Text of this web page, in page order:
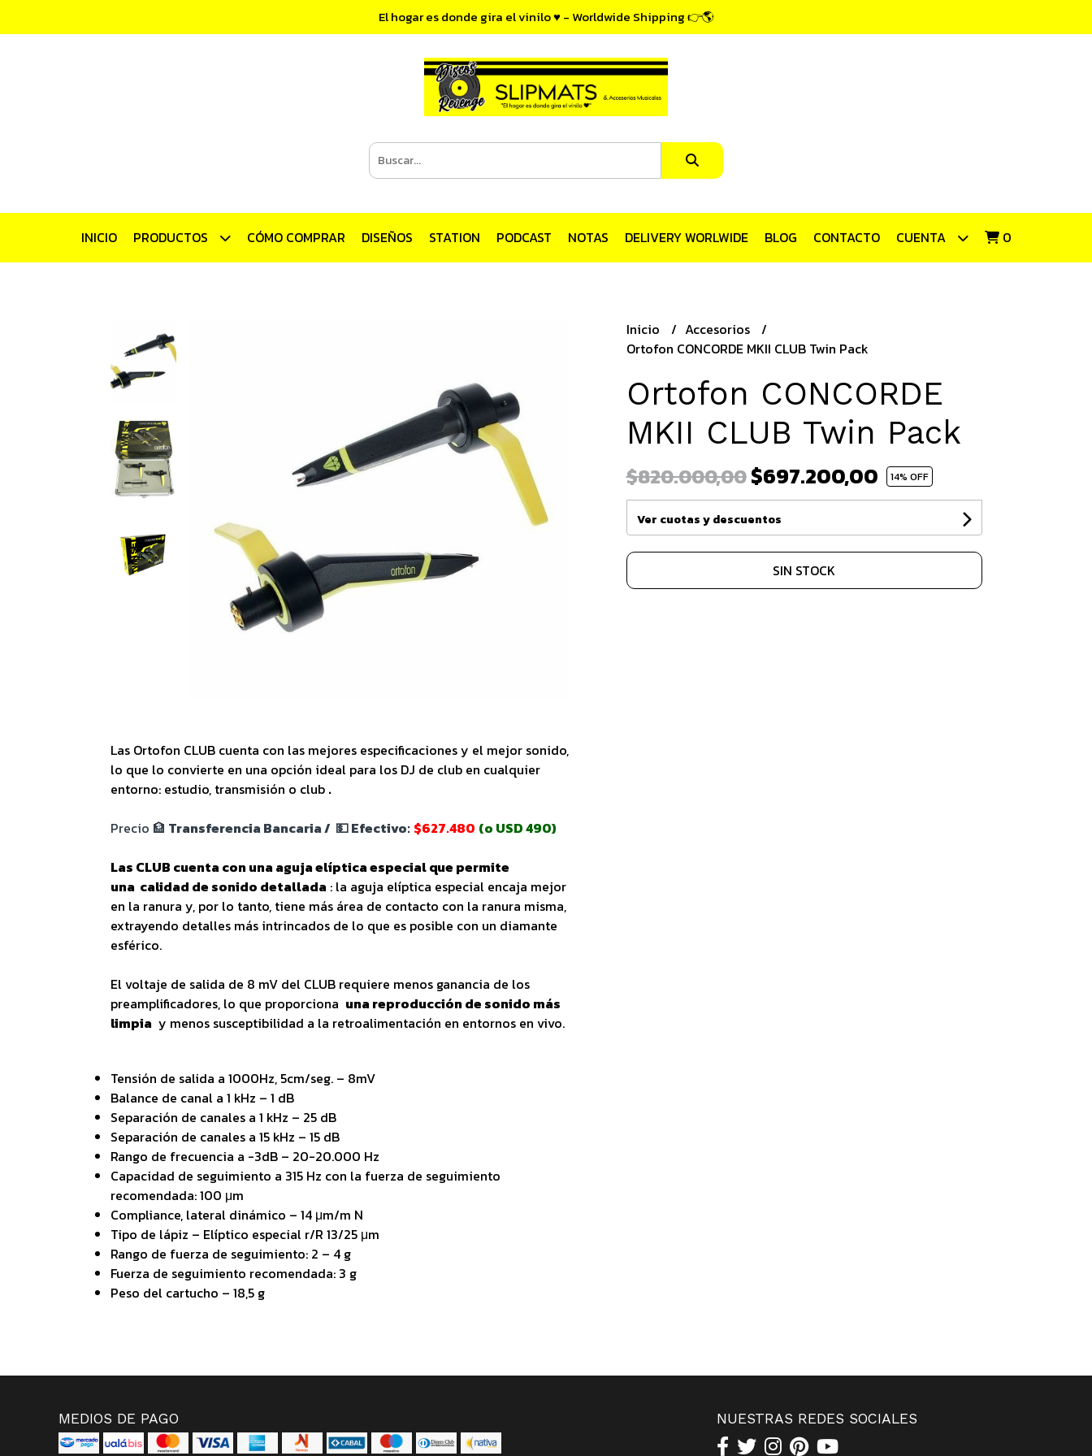
El hogar es donde gira el vinilo ♥ - Worldwide Shipping 👉🌎
INICIO PRODUCTOS CÓMO COMPRAR DISEÑOS STATION PODCAST NOTAS DELIVERY WORLWIDE BLOG CONTACTO CUENTA 0
Las Ortofon CLUB cuenta con las mejores especificaciones y el mejor sonido,
lo que lo convierte en una opción ideal para los DJ de club en cualquier
entorno: estudio, transmisión o club .
Precio 🏦 Transferencia Bancaria / 💵 Efectivo: $627.480 (o USD 490)
Las CLUB cuenta con una aguja elíptica especial que permite
una calidad de sonido detallada : la aguja elíptica especial encaja mejor
en la ranura y, por lo tanto, tiene más área de contacto con la ranura misma,
extrayendo detalles más intrincados de lo que es posible con un diamante
esférico.
El voltaje de salida de 8 mV del CLUB requiere menos ganancia de los
preamplificadores, lo que proporciona una reproducción de sonido más
limpia y menos susceptibilidad a la retroalimentación en entornos en vivo.
Tensión de salida a 1000Hz, 5cm/seg. – 8mV
Balance de canal a 1 kHz – 1 dB
Separación de canales a 1 kHz – 25 dB
Separación de canales a 15 kHz – 15 dB
Rango de frecuencia a -3dB – 20-20.000 Hz
Capacidad de seguimiento a 315 Hz con la fuerza de seguimiento
recomendada: 100 μm
Compliance, lateral dinámico – 14 μm/m N
Tipo de lápiz – Elíptico especial r/R 13/25 μm
Rango de fuerza de seguimiento: 2 – 4 g
Fuerza de seguimiento recomendada: 3 g
Peso del cartucho – 18,5 g
Inicio
Accesorios
Ortofon CONCORDE MKII CLUB Twin Pack
Ortofon CONCORDE
MKII CLUB Twin Pack
$820.000,00$697.200,00 14% OFF
Ver cuotas y descuentos
SIN STOCK
MEDIOS DE PAGO NUESTRAS REDES SOCIALES